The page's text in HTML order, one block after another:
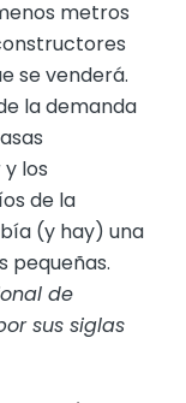
metros
se venderá.
la demanda
los
de la
(y hay) una
pequeñas.
de
sus siglas